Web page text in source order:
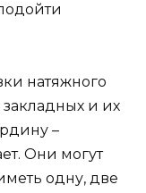
натяжного
закладных и их
–
Они могут
одну, две